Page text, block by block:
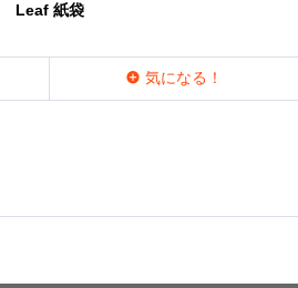
Leaf 紙袋
気になる！